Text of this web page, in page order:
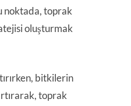
noktada, toprak
oluşturmak
bitkilerin
toprak